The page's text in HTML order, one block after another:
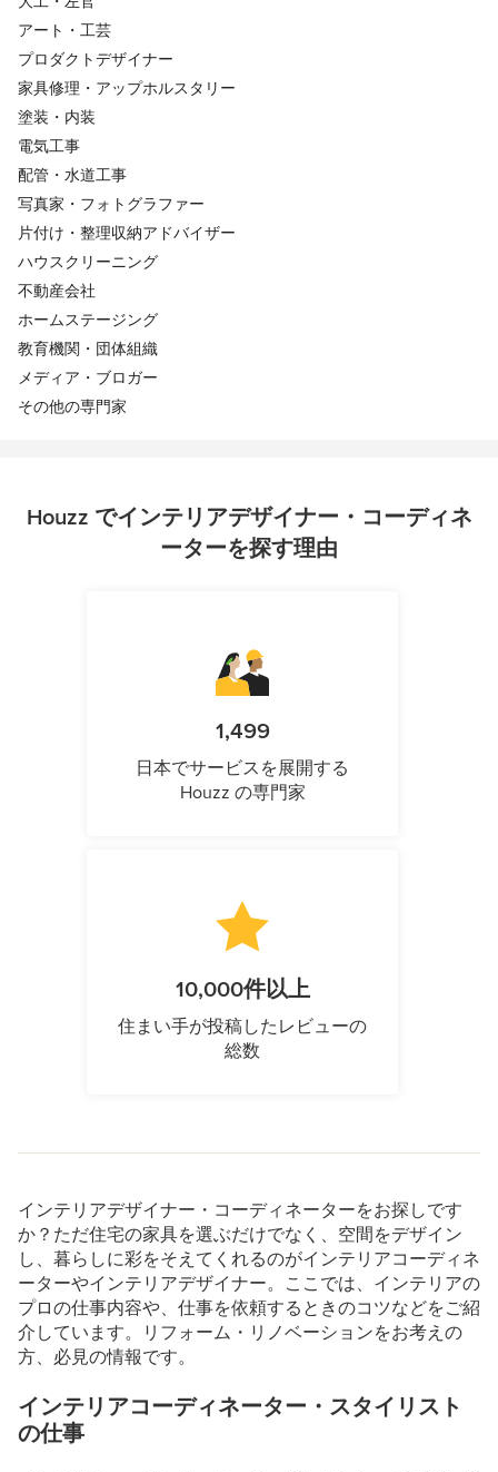
アート・工芸
プロダクトデザイナー
家具修理・アップホルスタリー
塗装・内装
電気工事
配管・水道工事
写真家・フォトグラファー
片付け・整理収納アドバイザー
ハウスクリーニング
不動産会社
ホームステージング
教育機関・団体組織
メディア・ブロガー
その他の専門家
Houzz でインテリアデザイナー・コーディネ
ーターを探す理由
1,499
日本でサービスを展開する
Houzz の専門家
10,000件以上
住まい手が投稿したレビューの
総数
インテリアデザイナー・コーディネーターをお探しです
か？ただ住宅の家具を選ぶだけでなく、空間をデザイン
し、暮らしに彩をそえてくれるのがインテリアコーディネ
ーターやインテリアデザイナー。ここでは、インテリアの
プロの仕事内容や、仕事を依頼するときのコツなどをご紹
介しています。リフォーム・リノベーションをお考えの
方、必見の情報です。
インテリアコーディネーター・スタイリスト
の仕事